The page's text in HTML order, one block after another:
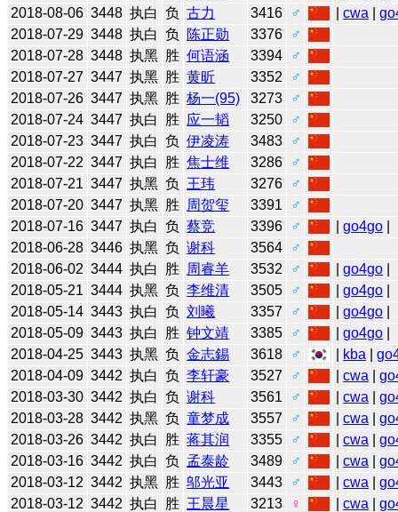
2018-08-06 3448 执白 负 古力 3416 ♂ |cwa |
2018-07-29 3448 执白 负 陈正勋 3376
♂
2018-07-28 3448 执黑 胜 何语涵 3394
♂
2018-07-27 3447 执黑 胜 黄昕 3352
♂
2018-07-26 3447 执黑 胜 杨一(95) 3273
♂
2018-07-24 3447 执白 胜 应一韬 3250
♂
2018-07-23 3447 执白 负 伊凌涛 3483
♂
2018-07-22 3447 执白 胜 焦士维 3286
♂
2018-07-21 3447 执黑 负 王玮 3276
♂
2018-07-20 3447 执黑 胜 周贺玺 3391
♂
2018-07-16 3447 执白 负 蔡竞 3396 ♂ |go4go
2018-06-28 3446 执黑 负 谢科 3564
♂
2018-06-02 3444 执白 胜 周睿羊 3532 ♂ |go4go
2018-05-21 3444 执黑 负 李维清 3505 ♂ |go4go
2018-05-14 3443 执白 负 刘曦 3357 ♂ |go4go
2018-05-09 3443 执白 胜 钟文靖 3385 ♂ |go4go
2018-04-25 3443 执黑 负 金志錫 3618 ♂ kba |
2018-04-09 3442 执白 负 李轩豪 3527 ♂ |cwa |
2018-03-30 3442 执白 负 谢科 3561 ♂ |cwa |
2018-03-28 3442 执黑 负 童梦成 3557 ♂ |cwa |
2018-03-26 3442 执白 胜 蒋其润 3355 ♂ |cwa |
2018-03-16 3442 执白 负 孟泰龄 3489 ♂ |cwa |
2018-03-12 3442 执黑 胜 邬光亚 3443 ♂ |cwa |
2018-03-12 3442 执白 胜 王晨星 3213 ♀ |cwa |